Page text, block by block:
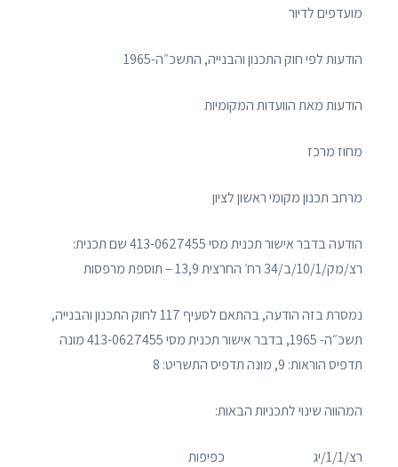
מועדפים לדיור
הודעות לפי חוק התכנון והבנייה, התשכ״ה-1965
הודעות מאת הוועדות המקומיות
מחוז מרכז
מרחב תכנון מקומי ראשון לציון
הודעה בדבר אישור תכנית מסי 413-0627455 שם תכנית:
רצ/מק/10/1/ב/34 רח׳ החרצית 13,9 – תוספת מרפסות
נמסרת בזה הודעה, בהתאם לסעיף 117 לחוק התכנון והבנייה,
תשכ״ה- 1965, בדבר אישור תכנית מסי 413-0627455 מונה
תדפיס הוראות: 9, מונה תדפיס התשריט: 8
המהווה שינוי לתכניות הבאות:
רצ/1/1/יג כפיפות